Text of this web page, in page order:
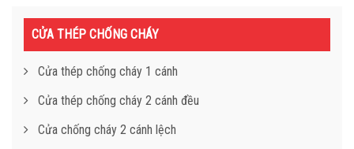
CỬA THÉP CHỐNG CHÁY
Cửa thép chống cháy 1 cánh
Cửa thép chống cháy 2 cánh đều
Cửa chống cháy 2 cánh lệch